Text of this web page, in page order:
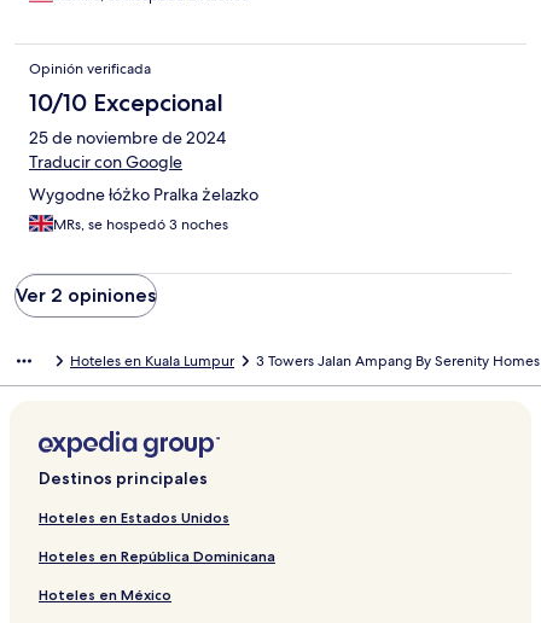
Opinión verificada
10/10 Excepcional
25 de noviembre de 2024
Traducir con Google
Wygodne łóżko Pralka żelazko
MRs, se hospedó 3 noches
Ver 2 opiniones
Hoteles en Kuala Lumpur 3 Towers Jalan Ampang By Serenity Homes
Destinos principales
Hoteles en Estados Unidos
Hoteles en República Dominicana
Hoteles en México